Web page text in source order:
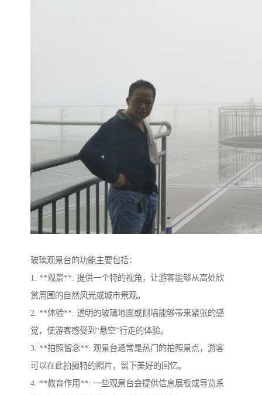
玻璃观景台的功能主要包括：
1. **观景**: 提供一个特的视角，让游客能够从高处欣
赏周围的自然风光或城市景观。
2. **体验**: 透明的玻璃地面或侧墙能够带来紧张的感
觉，使游客感受到“悬空”行走的体验。
3. **拍照留念**: 观景台通常是热门的拍照景点，游客
可以在此拍摄特的照片，留下美好的回忆。
4. **教育作用**: 一些观景台会提供信息展板或导览系